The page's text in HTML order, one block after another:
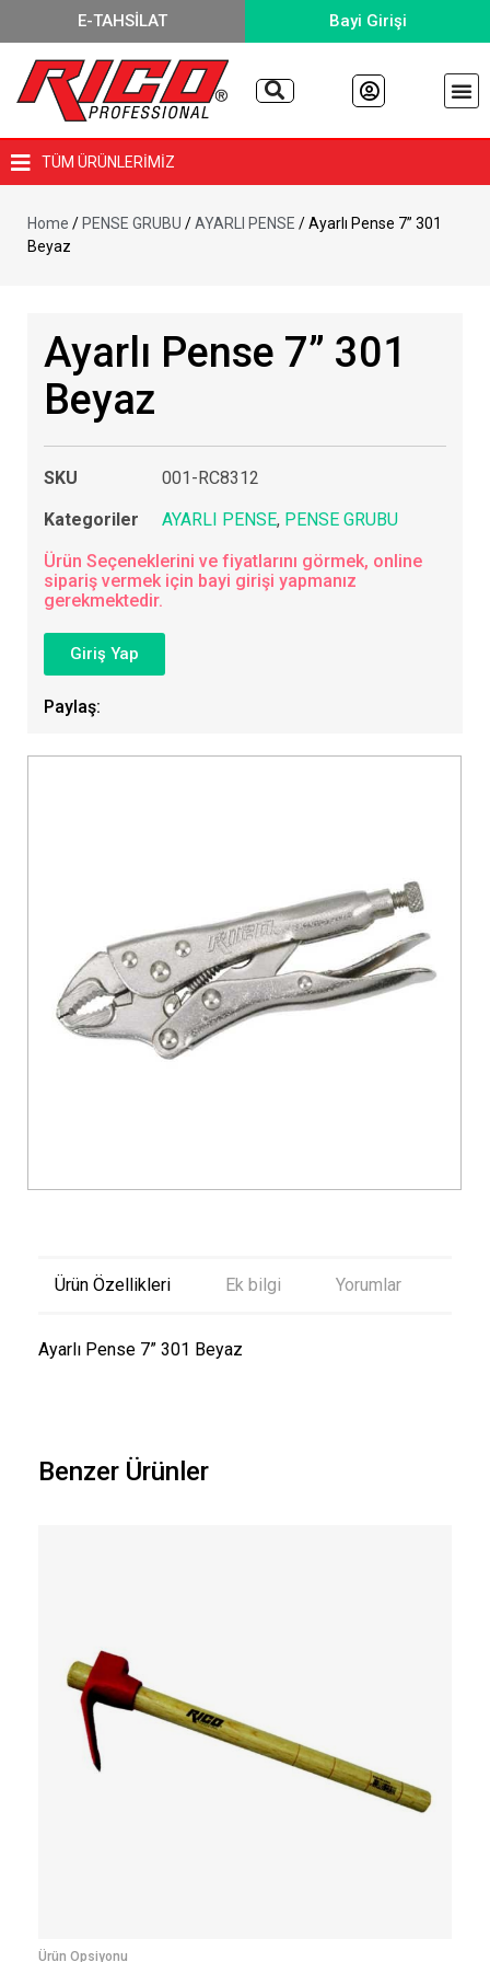
E-TAHSİLAT Bayi Girişi
TÜM ÜRÜNLERİMİZ
Home / PENSE GRUBU /AYARLI PENSE / Ayarlı Pense 7” 301
Beyaz
Ayarlı Pense 7” 301
Beyaz
SKU
001-RC8312
Kategoriler
AYARLI PENSE, PENSE GRUBU
Ürün Seçeneklerini ve fiyatlarını görmek, online
sipariş vermek için bayi girişi yapmanız
gerekmektedir.
Giriş Yap
Paylaş:
Ürün Özellikleri Ek bilgi Yorumlar
Ayarlı Pense 7” 301 Beyaz
Benzer Ürünler
Ürün Opsiyonu